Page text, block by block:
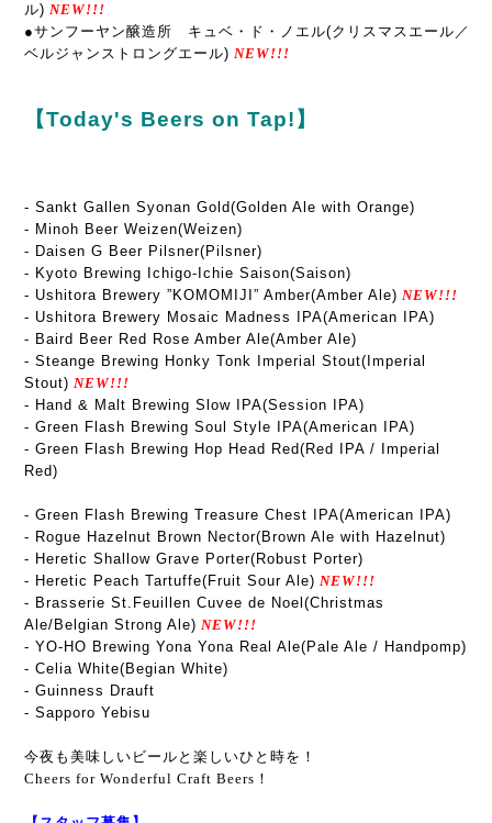
ル) NEW!!!
●サンフーヤン醸造所 キュベ・ド・ノエル(クリスマスエール／
ベルジャンストロングエール) NEW!!!
【Today's Beers on Tap!】
- Sankt Gallen Syonan Gold(Golden Ale with Orange)
- Minoh Beer Weizen(Weizen)
- Daisen G Beer Pilsner(Pilsner)
- Kyoto Brewing Ichigo-Ichie Saison(Saison)
- Ushitora Brewery ”KOMOMIJI” Amber(Amber Ale) NEW!!!
- Ushitora Brewery Mosaic Madness IPA(American IPA)
- Baird Beer Red Rose Amber Ale(Amber Ale)
- Steange Brewing Honky Tonk Imperial Stout(Imperial
Stout) NEW!!!
- Hand & Malt Brewing Slow IPA(Session IPA)
- Green Flash Brewing Soul Style IPA(American IPA)
- Green Flash Brewing Hop Head Red(Red IPA / Imperial
Red)
- Green Flash Brewing Treasure Chest IPA(American IPA)
- Rogue Hazelnut Brown Nector(Brown Ale with Hazelnut)
- Heretic Shallow Grave Porter(Robust Porter)
- Heretic Peach Tartuffe(Fruit Sour Ale) NEW!!!
- Brasserie St.Feuillen Cuvee de Noel(Christmas
Ale/Belgian Strong Ale) NEW!!!
- YO-HO Brewing Yona Yona Real Ale(Pale Ale / Handpomp)
- Celia White(Begian White)
- Guinness Drauft
- Sapporo Yebisu
今夜も美味しいビールと楽しいひと時を！
Cheers for Wonderful Craft Beers！